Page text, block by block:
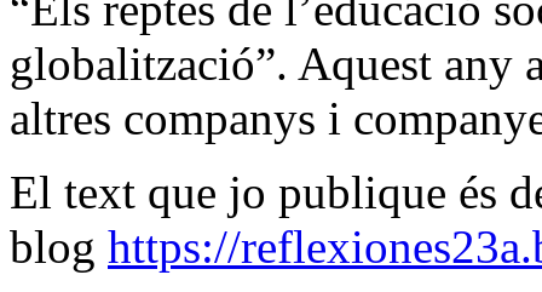
globalització”. Aquest any
altres companys i
El text que jo publique és
blog https://